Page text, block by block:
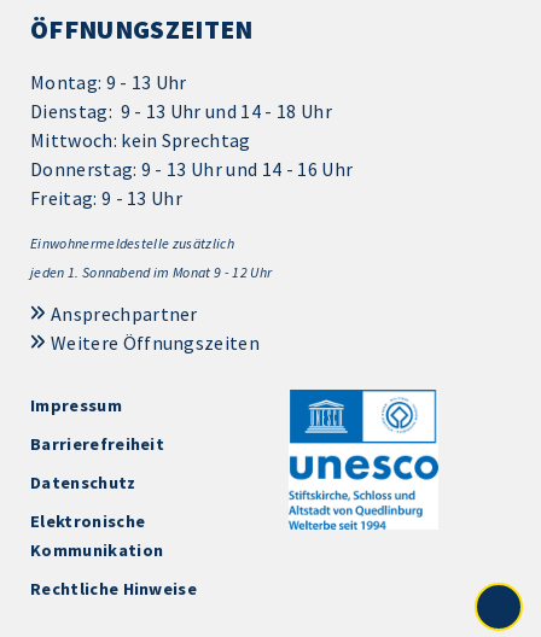
ÖFFNUNGSZEITEN
Montag: 9 - 13 Uhr
Dienstag: 9 - 13 Uhr und 14 - 18 Uhr
Mittwoch: kein Sprechtag
Donnerstag: 9 - 13 Uhr und 14 - 16 Uhr
Freitag: 9 - 13 Uhr
Einwohnermeldestelle zusätzlich
jeden 1. Sonnabend im Monat 9 - 12 Uhr
Ansprechpartner
Weitere Öffnungszeiten
Impressum
Barrierefreiheit
Datenschutz
Elektronische
Kommunikation
Rechtliche Hinweise